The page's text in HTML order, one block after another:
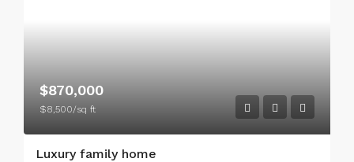
$870,000
$8,500/sq ft
Luxury family home